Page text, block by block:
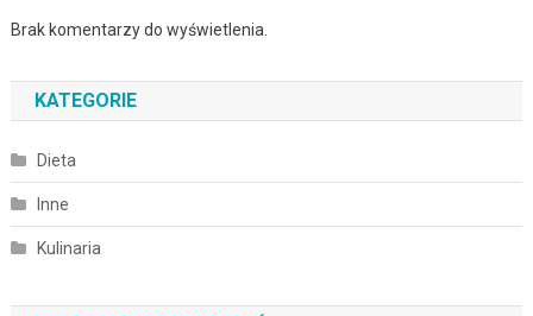
Brak komentarzy do wyświetlenia.
KATEGORIE
Dieta
Inne
Kulinaria